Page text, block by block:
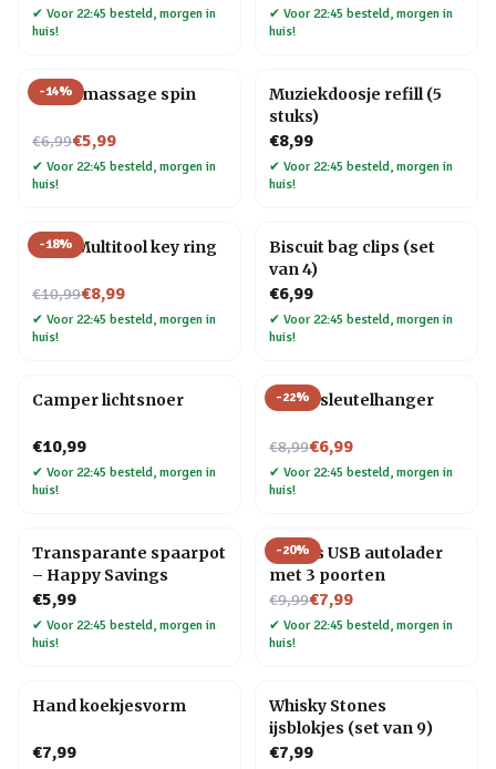
✔ Voor 22:45 besteld, morgen in
huis!
✔ Voor 22:45 besteld, morgen in
huis!
-14%
Hoofdmassage spin
€6,99
Nu voor€5,99
✔ Voor 22:45 besteld, morgen in
huis!
Muziekdoosje refill (5
stuks)
€8,99
✔ Voor 22:45 besteld, morgen in
huis!
-18%
8 in 1 Multitool key ring
€10,99
Nu voor€8,99
✔ Voor 22:45 besteld, morgen in
huis!
Biscuit bag clips (set
van 4)
€6,99
✔ Voor 22:45 besteld, morgen in
huis!
Camper lichtsnoer
€10,99
✔ Voor 22:45 besteld, morgen in
huis!
-22%
Raket sleutelhanger
€8,99
Nu voor€6,99
✔ Voor 22:45 besteld, morgen in
huis!
Transparante spaarpot
– Happy Savings
€5,99
✔ Voor 22:45 besteld, morgen in
huis!
-20%
Cactus USB autolader
met 3 poorten
€9,99
Nu voor€7,99
✔ Voor 22:45 besteld, morgen in
huis!
Hand koekjesvorm
€7,99
Whisky Stones
ijsblokjes (set van 9)
€7,99